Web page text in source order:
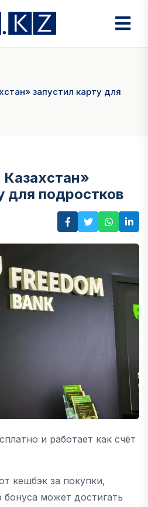
запустил карту для
для подростков
и работает как счёт
кешбэк за покупки,
может достигать